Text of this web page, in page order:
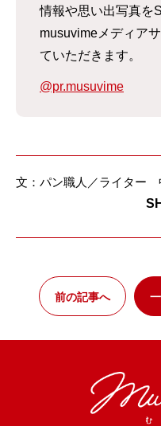
情報や思い出写真を
musuvimeメディア
ていただきます。
@pr.musuvime
文：パン職人／ライター
前の記事へ